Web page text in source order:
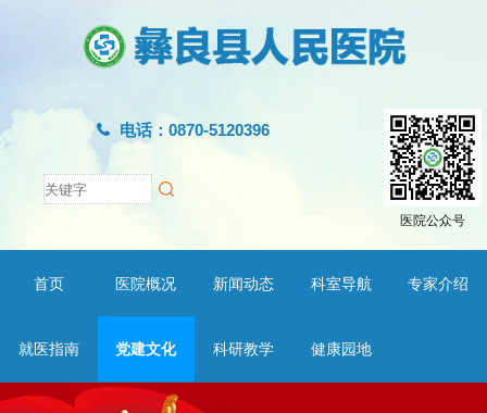
医院公众号
电话：0870-5120396
首页 医院概况 新闻动态 科室导航 专家介绍
就医指南 党建文化 科研教学 健康园地